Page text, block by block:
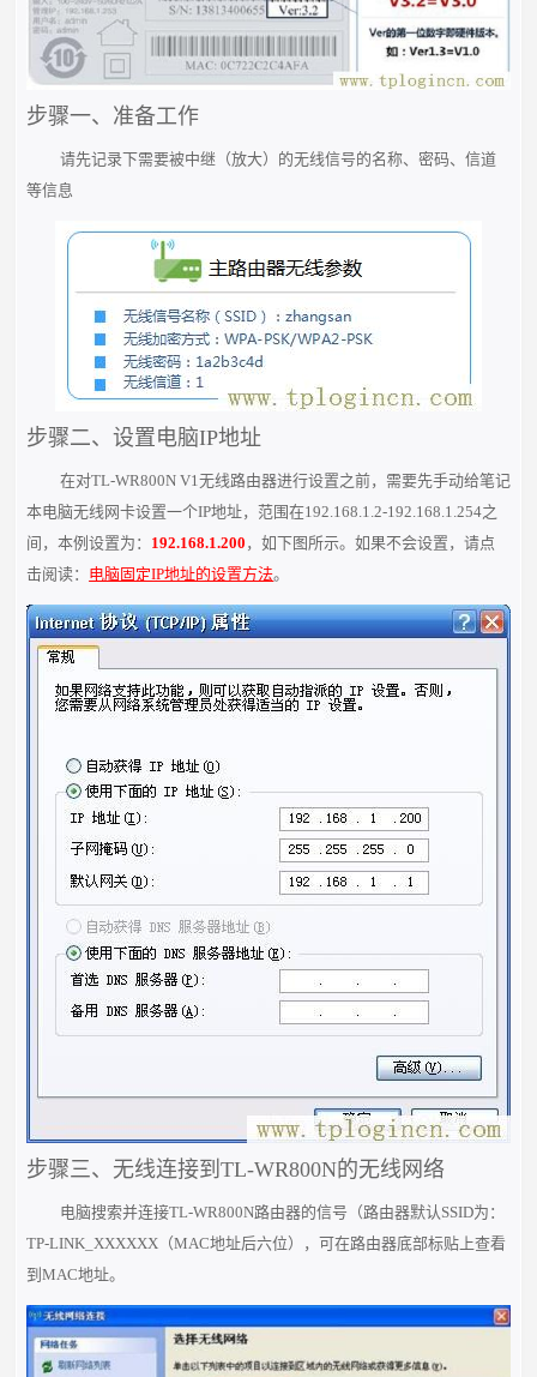
步骤一、准备工作
请先记录下需要被中继（放大）的无线信号的名称、密码、信道
等信息
步骤二、设置电脑IP地址
在对TL-WR800N V1无线路由器进行设置之前，需要先手动给笔记
本电脑无线网卡设置一个IP地址，范围在192.168.1.2-192.168.1.254之
间，本例设置为： 192.168.1.200 ，如下图所示。如果不会设置，请点
击阅读： 电脑固定IP地址的设置方法。
步骤三、无线连接到TL-WR800N的无线网络
电脑搜索并连接TL-WR800N路由器的信号（路由器默认SSID为：
TP-LINK_XXXXXX（MAC地址后六位），可在路由器底部标贴上查看
到MAC地址。